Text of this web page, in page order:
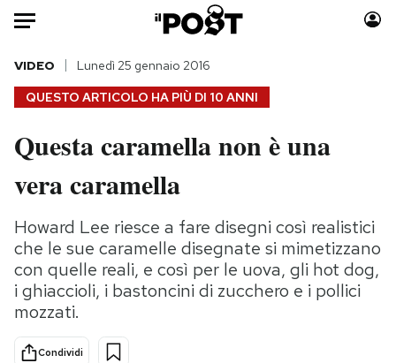
Auto
HOME
Italia
Politica
Tecnologia
Internet
Scienza
Cultura
Sport
Moda
Storie/Idee
Ok Boomer!
Media
Europa
QUESTO ARTICOLO HA PIÙ DI 10 ANNI
VIDEO Lunedì 25 gennaio 2016
Questa caramella non è una
vera caramella
Howard Lee riesce a fare disegni così realistici
che le sue caramelle disegnate si mimetizzano
con quelle reali, e così per le uova, gli hot dog,
i ghiaccioli, i bastoncini di zucchero e i pollici
mozzati.
Condividi